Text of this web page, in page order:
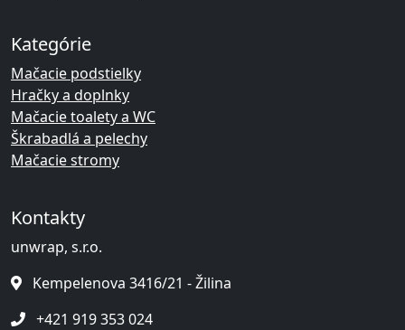
Kategórie
Mačacie podstielky
Hračky a doplnky
Mačacie toalety a WC
Škrabadlá a pelechy
Mačacie stromy
Kontakty
unwrap, s.r.o.
Kempelenova 3416/21 - Žilina
+421 919 353 024